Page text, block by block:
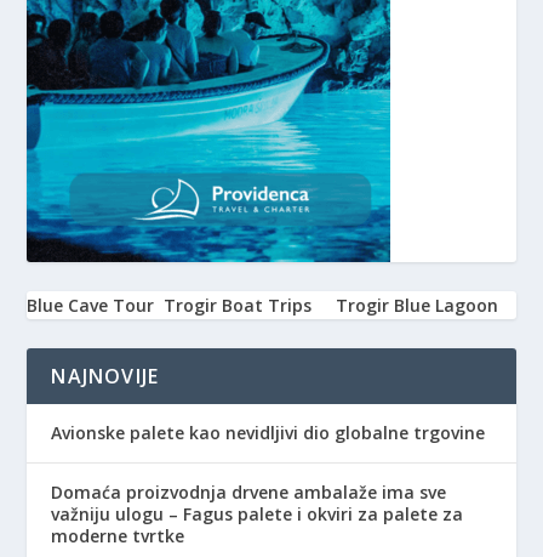
Blue Cave Tour Trogir Boat Trips Trogir Blue Lagoon
NAJNOVIJE
Avionske palete kao nevidljivi dio globalne trgovine
Domaća proizvodnja drvene ambalaže ima sve
važniju ulogu – Fagus palete i okviri za palete za
moderne tvrtke